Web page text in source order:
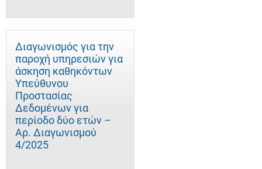
Διαγωνισμός για την
παροχή υπηρεσιών για
άσκηση καθηκόντων
Υπεύθυνου
Προστασίας
Δεδομένων για
περίοδο δύο ετών –
Αρ. Διαγωνισμού
4/2025